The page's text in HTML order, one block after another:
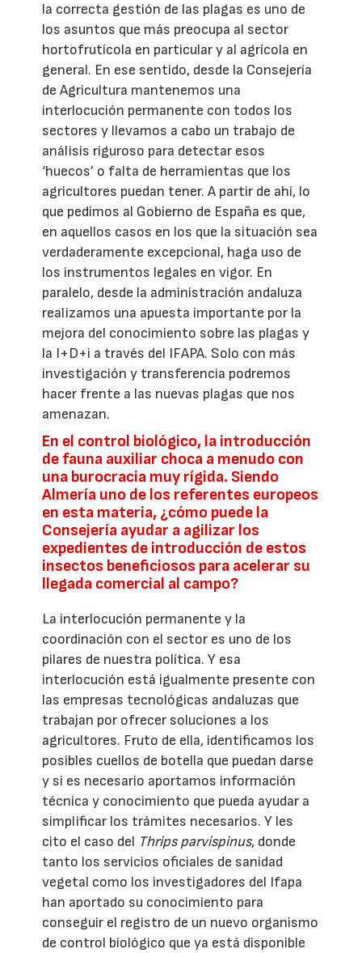
la correcta gestión de las plagas es uno de
los asuntos que más preocupa al sector
hortofrutícola en particular y al agrícola en
general. En ese sentido, desde la Consejería
de Agricultura mantenemos una
interlocución permanente con todos los
sectores y llevamos a cabo un trabajo de
análisis riguroso para detectar esos
‘huecos’ o falta de herramientas que los
agricultores puedan tener. A partir de ahí, lo
que pedimos al Gobierno de España es que,
en aquellos casos en los que la situación sea
verdaderamente excepcional, haga uso de
los instrumentos legales en vigor. En
paralelo, desde la administración andaluza
realizamos una apuesta importante por la
mejora del conocimiento sobre las plagas y
la I+D+i a través del IFAPA. Solo con más
investigación y transferencia podremos
hacer frente a las nuevas plagas que nos
amenazan.
En el control biológico, la introducción
de fauna auxiliar choca a menudo con
una burocracia muy rígida. Siendo
Almería uno de los referentes europeos
en esta materia, ¿cómo puede la
Consejería ayudar a agilizar los
expedientes de introducción de estos
insectos beneficiosos para acelerar su
llegada comercial al campo?
La interlocución permanente y la
coordinación con el sector es uno de los
pilares de nuestra política. Y esa
interlocución está igualmente presente con
las empresas tecnológicas andaluzas que
trabajan por ofrecer soluciones a los
agricultores. Fruto de ella, identificamos los
posibles cuellos de botella que puedan darse
y si es necesario aportamos información
técnica y conocimiento que pueda ayudar a
simplificar los trámites necesarios. Y les
cito el caso del Thrips parvispinus, donde
tanto los servicios oficiales de sanidad
vegetal como los investigadores del Ifapa
han aportado su conocimiento para
conseguir el registro de un nuevo organismo
de control biológico que ya está disponible